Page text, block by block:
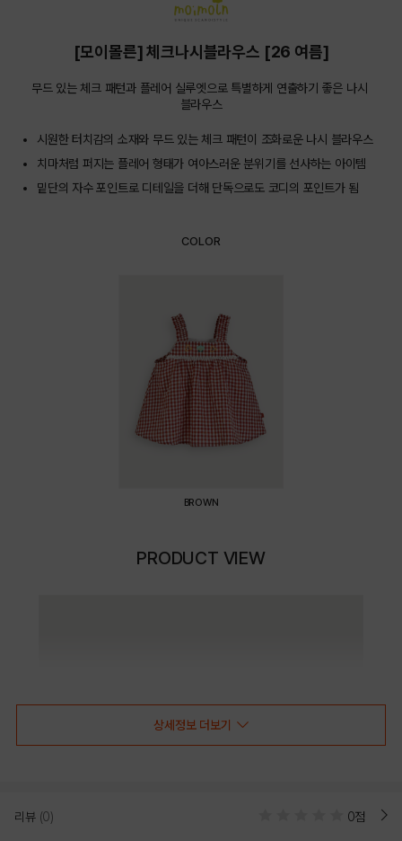
[모이몰른] 체크나시블라우스 [26 여름]
무드 있는 체크 패턴과 플레어 실루엣으로 특별하게 연출하기 좋은 나시
블라우스
시원한 터치감의 소재와 무드 있는 체크 패턴이 조화로운 나시 블라우스
치마처럼 퍼지는 플레어 형태가 여아스러운 분위기를 선사하는 아이템
밑단의 자수 포인트로 디테일을 더해 단독으로도 코디의 포인트가 됨
COLOR
BROWN
PRODUCT VIEW
상세정보 더보기
리뷰 (0) 0점